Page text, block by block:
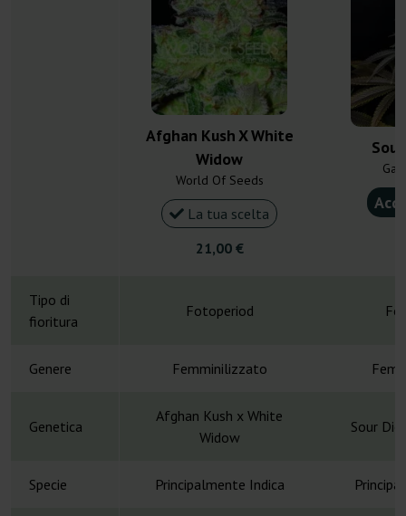
Afghan Kush X White
Widow
World Of Seeds
La tua scelta
21,00 €
Tipo di
fioritura
Fotoperiod
Genere Femminilizzato
Genetica
Afghan Kush x White
Widow
Sour
Specie Principalmente Indica